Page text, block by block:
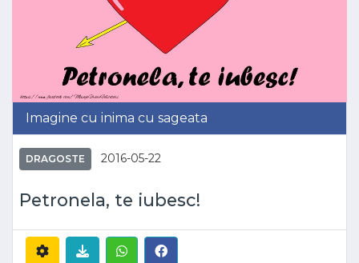
Imagine cu inima cu sageata
DRAGOSTE 2016-05-22
Petronela, te iubesc!